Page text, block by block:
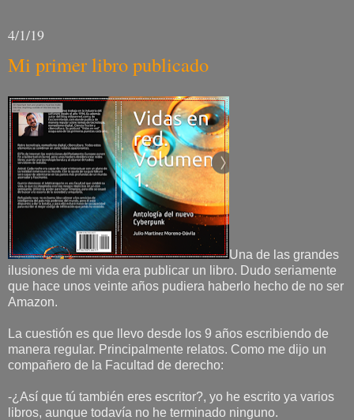
4/1/19
Mi primer libro publicado
Una de las grandes
ilusiones de mi vida era publicar un libro. Dudo seriamente
que hace unos veinte años pudiera haberlo hecho de no ser
Amazon.
La cuestión es que llevo desde los 9 años escribiendo de
manera regular. Principalmente relatos. Como me dijo un
compañero de la Facultad de derecho:
-¿Así que tú también eres escritor?, yo he escrito ya varios
libros, aunque todavía no he terminado ninguno.